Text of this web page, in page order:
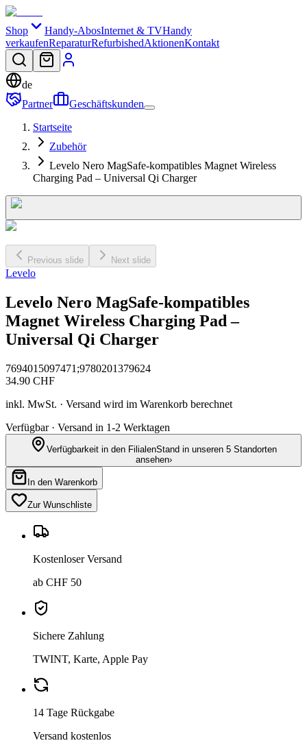
Shop Handy-AbosInternet & TVHandy
verkaufenReparaturRefurbishedAktionenKontakt
de
Partner
Geschäftskunden
Startseite
Zubehör
Levelo Nero MagSafe-kompatibles Magnet Wireless
Charging Pad – Universal Qi Charger
Previous slide Next slide
Levelo
Levelo Nero MagSafe-kompatibles
Magnet Wireless Charging Pad –
Universal Qi Charger
7694015097471;9780201379624
34.90 CHF
inkl. MwSt. · Versand wird im Warenkorb berechnet
Verfügbar · Versand in 1-2 Werktagen
Verfügbarkeit in den FilialenStand in unseren 5 Standorten
ansehen›
In den Warenkorb
Zur Wunschliste
Kostenloser Versand
ab CHF 50
Sichere Zahlung
TWINT, Karte, Apple Pay
14 Tage Rückgabe
Versand kostenlos